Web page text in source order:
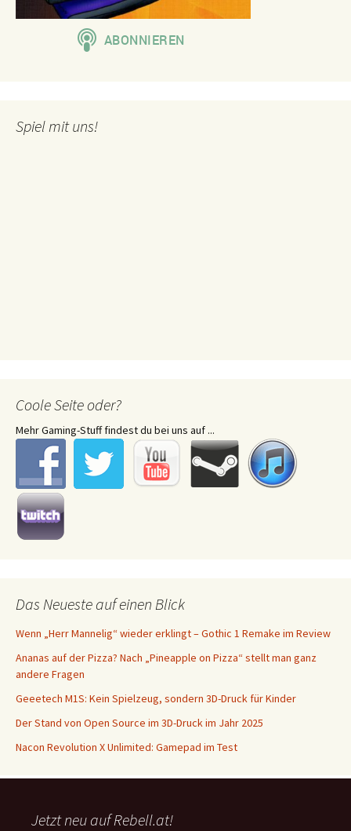
Spiel mit uns!
Coole Seite oder?
Mehr Gaming-Stuff findest du bei uns auf ...
Das Neueste auf einen Blick
Wenn „Herr Mannelig“ wieder erklingt – Gothic 1 Remake im Review
Ananas auf der Pizza? Nach „Pineapple on Pizza“ stellt man ganz
andere Fragen
Geeetech M1S: Kein Spielzeug, sondern 3D-Druck für Kinder
Der Stand von Open Source im 3D-Druck im Jahr 2025
Nacon Revolution X Unlimited: Gamepad im Test
Jetzt neu auf Rebell.at!